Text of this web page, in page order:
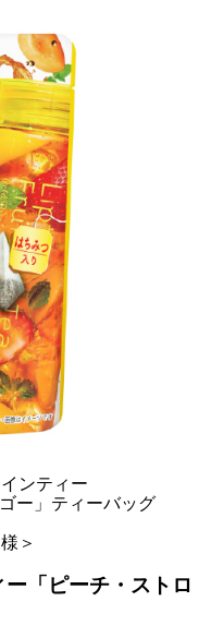
ンティー
ー」ティーバッグ
＞
「ピーチ・ストロ